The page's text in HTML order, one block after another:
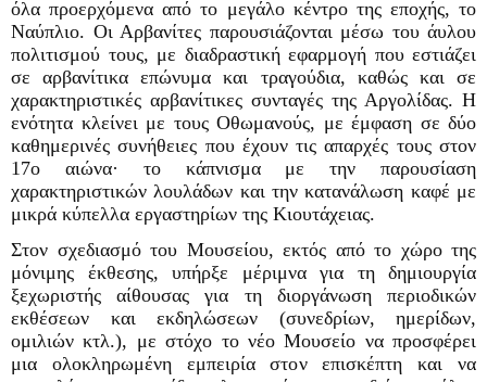
όλα προερχόμενα από το μεγάλο κέντρο της εποχής, το
Ναύπλιο. Οι Αρβανίτες παρουσιάζονται μέσω του άυλου
πολιτισμού τους, με διαδραστική εφαρμογή που εστιάζει
σε αρβανίτικα επώνυμα και τραγούδια, καθώς και σε
χαρακτηριστικές αρβανίτικες συνταγές της Αργολίδας. Η
ενότητα κλείνει με τους Οθωμανούς, με έμφαση σε δύο
καθημερινές συνήθειες που έχουν τις απαρχές τους στον
17ο αιώνα· το κάπνισμα με την παρουσίαση
χαρακτηριστικών λουλάδων και την κατανάλωση καφέ με
μικρά κύπελλα εργαστηρίων της Κιουτάχειας.
Στον σχεδιασμό του Μουσείου, εκτός από το χώρο της
μόνιμης έκθεσης, υπήρξε μέριμνα για τη δημιουργία
ξεχωριστής αίθουσας για τη διοργάνωση περιοδικών
εκθέσεων και εκδηλώσεων (συνεδρίων, ημερίδων,
ομιλιών κτλ.), με στόχο το νέο Μουσείο να προσφέρει
μια ολοκληρωμένη εμπειρία στον επισκέπτη και να